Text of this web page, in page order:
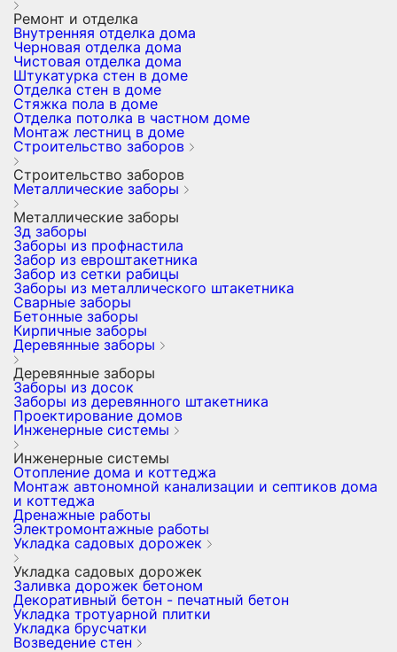
Ремонт и отделка
Внутренняя отделка дома
Черновая отделка дома
Чистовая отделка дома
Штукатурка стен в доме
Отделка стен в доме
Стяжка пола в доме
Отделка потолка в частном доме
Монтаж лестниц в доме
Строительство заборов
Строительство заборов
Металлические заборы
Металлические заборы
3д заборы
Заборы из профнастила
Забор из евроштакетника
Забор из сетки рабицы
Заборы из металлического штакетника
Сварные заборы
Бетонные заборы
Кирпичные заборы
Деревянные заборы
Деревянные заборы
Заборы из досок
Заборы из деревянного штакетника
Проектирование домов
Инженерные системы
Инженерные системы
Отопление дома и коттеджа
Монтаж автономной канализации и септиков дома
и коттеджа
Дренажные работы
Электромонтажные работы
Укладка садовых дорожек
Укладка садовых дорожек
Заливка дорожек бетоном
Декоративный бетон - печатный бетон
Укладка тротуарной плитки
Укладка брусчатки
Возведение стен